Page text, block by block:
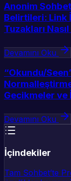
Anonim Sohbet
Belirtileri: Link
Tuzakları Nasıl
Devamını Oku
“Okundu/
Normalleştirme
Gecikmeler ve
Devamını Oku
İçindekiler
Tam Sohbet’te